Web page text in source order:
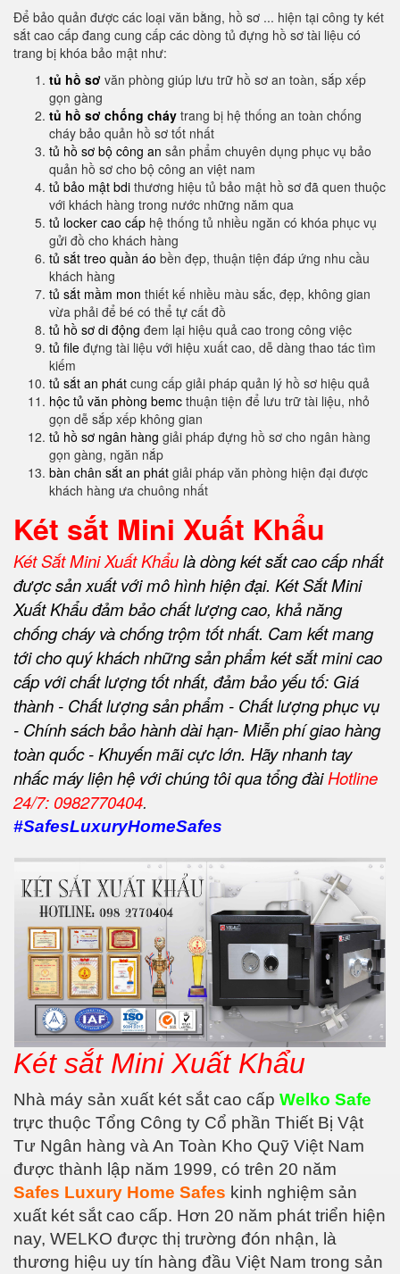
Để bảo quản được các loại văn bằng, hồ sơ ... hiện tại công ty két
sắt cao cấp đang cung cấp các dòng tủ đựng hồ sơ tài liệu có
trang bị khóa bảo mật như:
tủ hồ sơ văn phòng giúp lưu trữ hồ sơ an toàn, sắp xếp
gọn gàng
tủ hồ sơ chống cháy trang bị hệ thống an toàn chống
cháy bảo quản hồ sơ tốt nhất
tủ hồ sơ bộ công an sản phẩm chuyên dụng phục vụ bảo
quản hồ sơ cho bộ công an việt nam
tủ bảo mật bdi thương hiệu tủ bảo mật hồ sơ đã quen thuộc
với khách hàng trong nước những năm qua
tủ locker cao cấp hệ thống tủ nhiều ngăn có khóa phục vụ
gửi đồ cho khách hàng
tủ sắt treo quần áo bền đẹp, thuận tiện đáp ứng nhu cầu
khách hàng
tủ sắt mầm mon thiết kế nhiều màu sắc, đẹp, không gian
vừa phải để bé có thể tự cất đồ
tủ hồ sơ di động đem lại hiệu quả cao trong công việc
tủ file đựng tài liệu với hiệu xuất cao, dễ dàng thao tác tìm
kiếm
tủ sắt an phát cung cấp giải pháp quản lý hồ sơ hiệu quả
hộc tủ văn phòng bemc thuận tiện để lưu trữ tài liệu, nhỏ
gọn dễ sắp xếp không gian
tủ hồ sơ ngân hàng giải pháp đựng hồ sơ cho ngân hàng
gọn gàng, ngăn nắp
bàn chân sắt an phát giải pháp văn phòng hiện đại được
khách hàng ưa chuông nhất
Két sắt Mini Xuất Khẩu
Két Sắt Mini Xuất Khẩulà dòng két sắt cao cấp nhất
được sản xuất với mô hình hiện đại. Két Sắt Mini
Xuất Khẩu đảm bảo chất lượng cao, khả năng
chống cháy và chống trộm tốt nhất. Cam kết mang
tới cho quý khách những sản phẩm két sắt mini cao
cấp với chất lượng tốt nhất, đảm bảo yếu tố: Giá
thành - Chất lượng sản phẩm - Chất lượng phục vụ
- Chính sách bảo hành dài hạn- Miễn phí giao hàng
toàn quốc - Khuyến mãi cực lớn. Hãy nhanh tay
nhấc máy liện hệ với chúng tôi qua tổng đàiHotline
24/7: 0982770404.
#SafesLuxuryHomeSafes
Két sắt Mini Xuất Khẩu
Nhà máy sản xuất két sắt cao cấp Welko Safe
trực thuộc Tổng Công ty Cổ phần Thiết Bị Vật
Tư Ngân hàng và An Toàn Kho Quỹ Việt Nam
được thành lập năm 1999, có trên 20 năm
Safes Luxury Home Safes kinh nghiệm sản
xuất két sắt cao cấp. Hơn 20 năm phát triển hiện
nay, WELKO được thị trường đón nhận, là
thương hiệu uy tín hàng đầu Việt Nam trong sản